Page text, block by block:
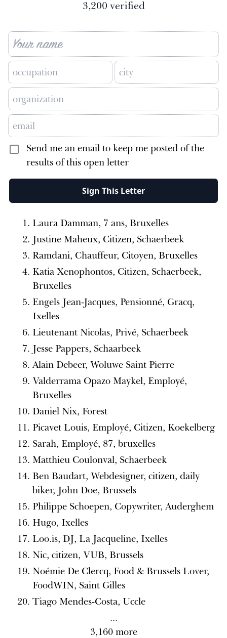
3,200 verified
Send me an email to keep me posted of the
results of this open letter
Sign This Letter
Laura Damman, 7 ans, Bruxelles
Justine Maheux, Citizen, Schaerbeek
Ramdani, Chauffeur, Citoyen, Bruxelles
Katia Xenophontos, Citizen, Schaerbeek,
Bruxelles
Engels Jean-Jacques, Pensionné, Gracq,
Ixelles
Lieutenant Nicolas, Privé, Schaerbeek
Jesse Pappers, Schaarbeek
Alain Debeer, Woluwe Saint Pierre
Valderrama Opazo Maykel, Employé,
Bruxelles
Daniel Nix, Forest
Picavet Louis, Employé, Citizen, Koekelberg
Sarah, Employé, 87, bruxelles
Matthieu Coulonval, Schaerbeek
Ben Baudart, Webdesigner, citizen, daily
biker, John Doe, Brussels
Philippe Schoepen, Copywriter, Auderghem
Hugo, Ixelles
Loo.is, DJ, La Jacqueline, Ixelles
Nic, citizen, VUB, Brussels
Noémie De Clercq, Food & Brussels Lover,
FoodWIN, Saint Gilles
Tiago Mendes-Costa, Uccle
...
3,160 more